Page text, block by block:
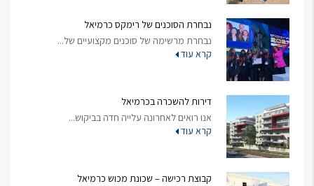
נבחרת הסוכנים של רימקס כרמיאל
נבחרת מרשימה של סוכנים מקצועיים של...
קרא עוד
דירות להשכרה בכרמיאל
אנו רואים לאחרונה עלייה חדה בביקוש...
קרא עוד
קבוצת רכישה – שכונת מכוש כרמיאל